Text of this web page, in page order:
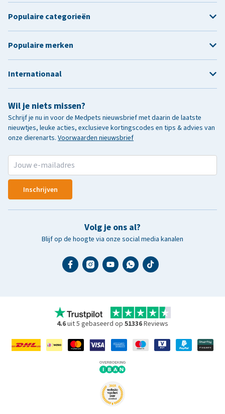
Wil je niets missen?
Schrijf je nu in voor de Medpets nieuwsbrief met daarin de laatste
nieuwtjes, leuke acties, exclusieve kortingscodes en tips & advies van
onze dierenarts. Voorwaarden nieuwsbrief
Inschrijven
Volg je ons al?
Blijf op de hoogte via onze social media kanalen
Populaire categorieën
Populaire merken
Internationaal
4.6uit 5 gebaseerd op 51336Reviews